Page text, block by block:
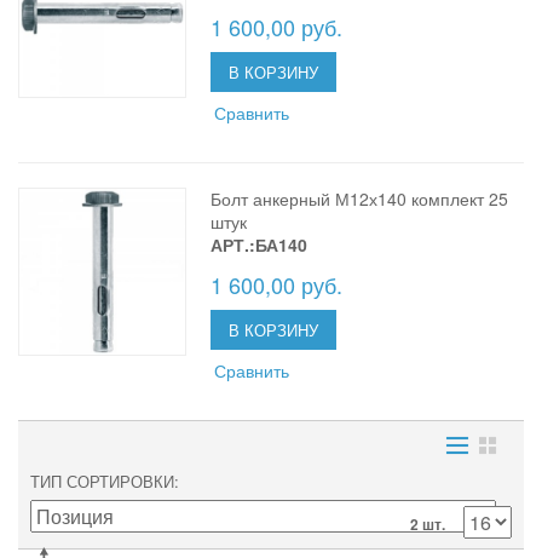
1 600,00 руб.
В КОРЗИНУ
Сравнить
Болт анкерный М12х140 комплект 25
штук
АРТ.:БА140
1 600,00 руб.
В КОРЗИНУ
Сравнить
ТИП СОРТИРОВКИ
2 шт.